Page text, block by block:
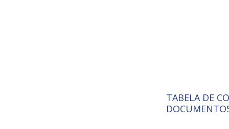
ISO 9001:
A
TABELA DE